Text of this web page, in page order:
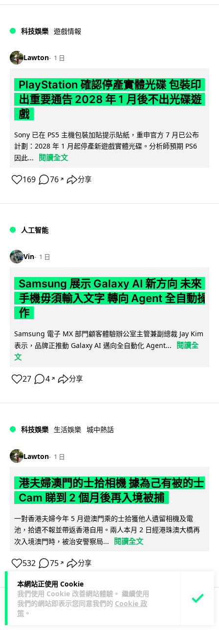
本網站正使用 Cookie
我們使用 Cookie 改善網站體驗。 繼續使用
我們的網站即表示您同意我們的 Cookie 政
策 。
科技娛樂 遊戲情報
Lawton 1 日
PlayStation 確認停產實體光碟 包裝印
出重要通告 2028 年 1 月後不出光碟遊
戲
Sony 已在 PS5 主機包裝加貼提示貼紙，重申官方 7 月已公布
計劃：2028 年 1 月起停產新遊戲實體光碟。分析師預期 PS6
因此...
閱讀全文
169 76 ↗ 分享
人工智能
Vin 1 日
Samsung 展示 Galaxy AI 新方向 未來
手機毋須輸入文字 轉向 Agent 全自動操
作
Samsung 電子 MX 部門顧客體驗辦公室主管兼副總裁 Jay Kim
表示，品牌正推動 Galaxy AI 邁向全自動化 Agent...
閱讀全
文
27 4 ↗ 分享
科技娛樂 生活娛樂 城中熱話
Lawton 1 日
港夫婦澳門的士拾相機 據為己有被的士
Cam 睇到 2 個月後再入境被捕
一對香港夫婦今年 5 月遊澳門乘的士拾獲他人遺留相機及電
池，拾遺不報並帶返香港自用。兩人本月 2 日經港珠澳大橋再
次入境澳門時，被治安警察局...
閱讀全文
532 75 ↗ 分享
3C科技